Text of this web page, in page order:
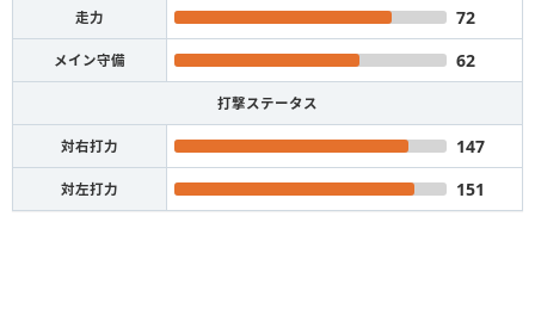
走力 72
メイン守備 62
打撃ステータス
対右打力 147
対左打力 151